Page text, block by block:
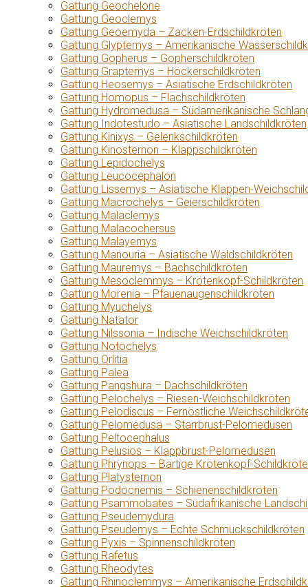
Gattung Geochelone
Gattung Geoclemys
Gattung Geoemyda – Zacken-Erdschildkröten
Gattung Glyptemys – Amerikanische
Gattung Gopherus – Gopherschildkröten
Gattung Graptemys – Höckerschildkröten
Gattung Heosemys – Asiatische Erdschildkröten
Gattung Homopus – Flachschildkröten
Gattung Hydromedusa – Südamerikanische
Gattung Indotestudo – Asiatische Landschildkröten
Gattung Kinixys – Gelenkschildkröten
Gattung Kinosternon – Klappschildkröten
Gattung Lepidochelys
Gattung Leucocephalon
Gattung Lissemys – Asiatische Klappen-
Gattung Macrochelys – Geierschildkröten
Gattung Malaclemys
Gattung Malacochersus
Gattung Malayemys
Gattung Manouria – Asiatische Waldschildkröten
Gattung Mauremys – Bachschildkröten
Gattung Mesoclemmys – Krötenkopf-Schildkröten
Gattung Morenia – Pfauenaugenschildkröten
Gattung Myuchelys
Gattung Natator
Gattung Nilssonia – Indische Weichschildkröten
Gattung Notochelys
Gattung Orlitia
Gattung Palea
Gattung Pangshura – Dachschildkröten
Gattung Pelochelys – Riesen-Weichschildkröten
Gattung Pelodiscus – Fernöstliche
Gattung Pelomedusa – Starrbrust-Pelomedusen
Gattung Peltocephalus
Gattung Pelusios – Klappbrust-Pelomedusen
Gattung Phrynops – Bärtige Krötenkopf-
Gattung Platysternon
Gattung Podocnemis – Schienenschildkröten
Gattung Psammobates – Südafrikanische
Gattung Pseudemydura
Gattung Pseudemys – Echte Schmuckschildkröten
Gattung Pyxis – Spinnenschildkröten
Gattung Rafetus
Gattung Rheodytes
Gattung Rhinoclemmys – Amerikanische